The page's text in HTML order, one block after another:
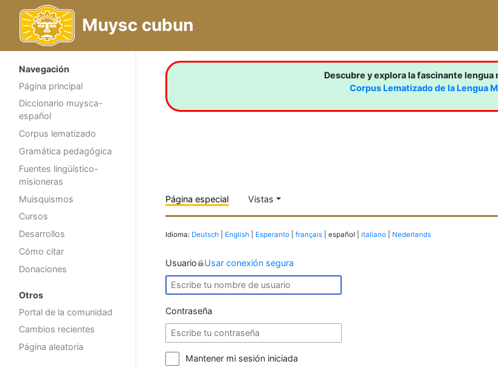
Muysc cubun
Navegación
Página principal
Diccionario muysca-
español
Corpus lematizado
Gramática pedagógica
Fuentes lingüístico-
misioneras
Muisquismos
Cursos
Desarrollos
Cómo citar
Donaciones
Otros
Portal de la comunidad
Cambios recientes
Página aleatoria
Descubre y explora la fascinante lengua
Corpus Lematizado de la Lengua
Página especial Vistas
Idioma: Deutsch English Esperanto français | español | italiano Nederlands
Usuario Usar conexión segura
Contraseña
Mantener mi sesión iniciada